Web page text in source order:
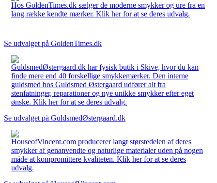
Hos GoldenTimes.dk sælger de moderne smykker og ure fra en
lang række kendte mærker. Klik her for at se deres udvalg.
Se udvalget på GoldenTimes.dk
GuldsmedØstergaard.dk har fysisk butik i Skive, hvor du kan
finde mere end 40 forskellige smykkemærker. Den interne
guldsmed hos Guldsmed Østergaard udfører alt fra
stenfatninger, reparationer og nye unikke smykker efter eget
ønske. Klik her for at se deres udvalg.
Se udvalget på GuldsmedØstergaard.dk
HouseofVincent.com producerer langt størstedelen af deres
smykker af genanvendte og naturlige materialer uden på nogen
måde at kompromittere kvaliteten. Klik her for at se deres
udvalg.